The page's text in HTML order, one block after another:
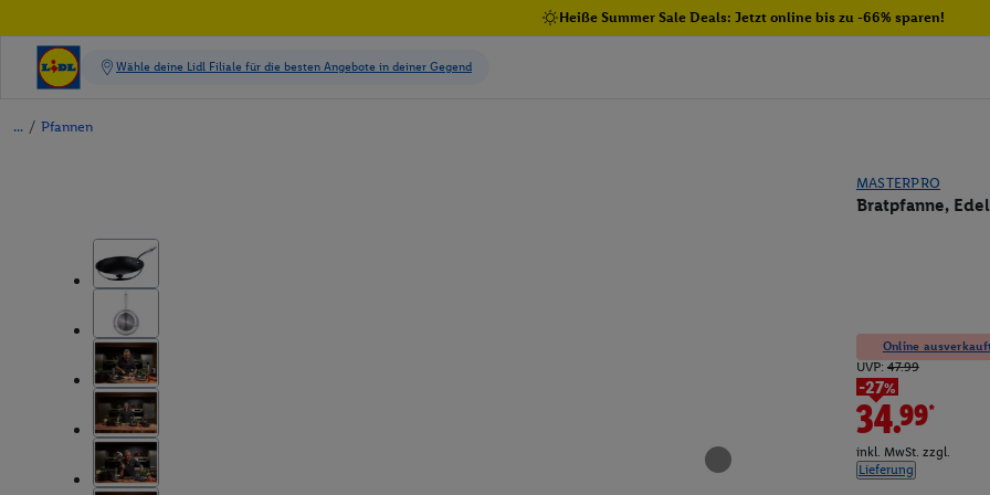
Heiße Summer Sale Deals: Jetzt online bis zu -66% sparen!
/ Pfannen
MASTERPRO
Bratpfanne,
Online
UVP: 47.99
-27%
34.99*
inkl. MwSt. zzgl.
Lieferung